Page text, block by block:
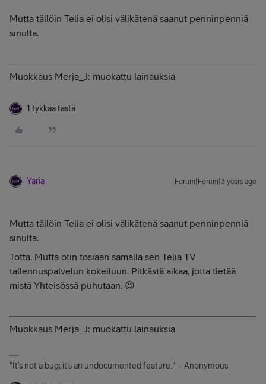
Mutta tällöin Telia ei olisi välikätenä saanut penninpenniä
sinulta.
Muokkaus Merja_J: muokattu lainauksia
1 tykkää tästä
Yaria Forum|Forum|3 years ago
Mutta tällöin Telia ei olisi välikätenä saanut penninpenniä
sinulta.
Totta. Mutta otin tosiaan samalla sen Telia TV
tallennuspalvelun kokeiluun. Pitkästä aikaa, jotta tietää
mistä Yhteisössä puhutaan. 😉
Muokkaus Merja_J: muokattu lainauksia
"It’s not a bug; it’s an undocumented feature." – Anonymous